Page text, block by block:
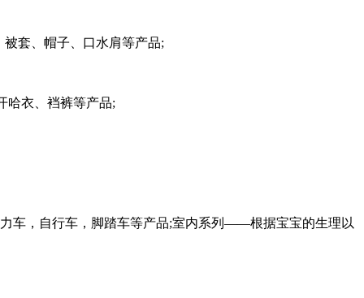
套、帽子、口水肩等产品;
哈衣、裆裤等产品;
车，自行车，脚踏车等产品;室内系列——根据宝宝的生理以